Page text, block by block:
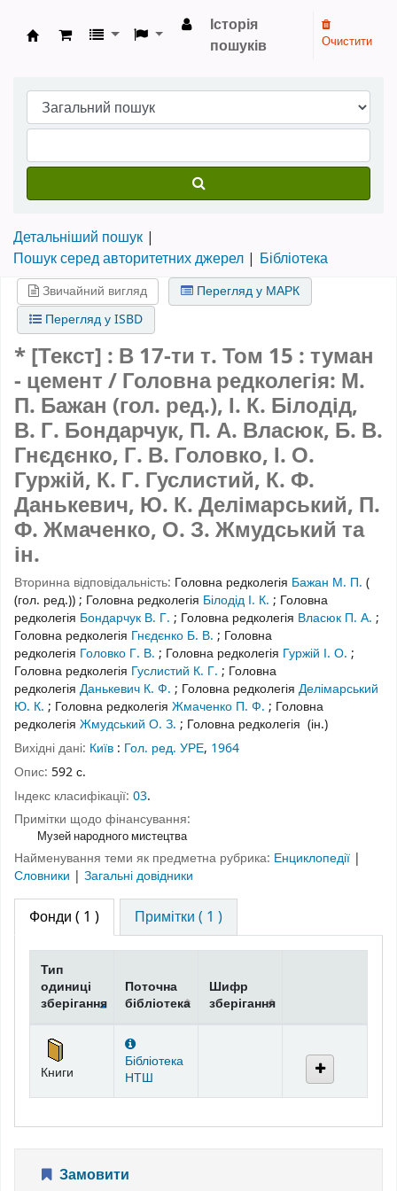
Бібліотека НТШ › Електронний каталог
Історія
пошуків
Очистити
Детальніший пошук
Пошук серед авторитетних джерел
Бібліотека
Звичайний вигляд
Перегляд у МАРК
Перегляд у ISBD
* [Текст] : В 17-ти т.Том 15 : туман
- цемент / Головна редколегія: М.
П. Бажан (гол. ред.), І. К. Білодід,
В. Г. Бондарчук, П. А. Власюк, Б. В.
Гнєдєнко, Г. В. Головко, І. О.
Гуржій, К. Г. Гуслистий, К. Ф.
Данькевич, Ю. К. Делімарський, П.
Ф. Жмаченко, О. З. Жмудський та
ін.
Вторинна відповідальність: Головна редколегія Бажан М. П. (
(гол. ред.)); Головна редколегія Білодід І. К. ; Головна
редколегія Бондарчук В. Г. ; Головна редколегія Власюк П. А. ;
Головна редколегія Гнєдєнко Б. В. ; Головна
редколегія Головко Г. В. ; Головна редколегія Гуржій І. О. ;
Головна редколегія Гуслистий К. Г. ; Головна
редколегія Данькевич К. Ф. ; Головна редколегія Делімарський
Ю. К. ; Головна редколегія Жмаченко П. Ф. ; Головна
редколегія Жмудський О. З. ; Головна редколегія (ін.)
Вихідні дані: Київ : Гол. ред. УРЕ, 1964
Опис: 592 с.
Індекс класифікації: 03.
Примітки щодо фінансування:
Музей народного мистецтва
Найменування теми як предметна рубрика: Енциклопедії |
Словники | Загальні довідники
Фонди ( 1 ) Примітки ( 1 )
Фонди
Тип
одиниці
зберігання
Поточна
бібліотека
Шифр
зберігання
Книги
Бібліотека
НТШ
Замовити